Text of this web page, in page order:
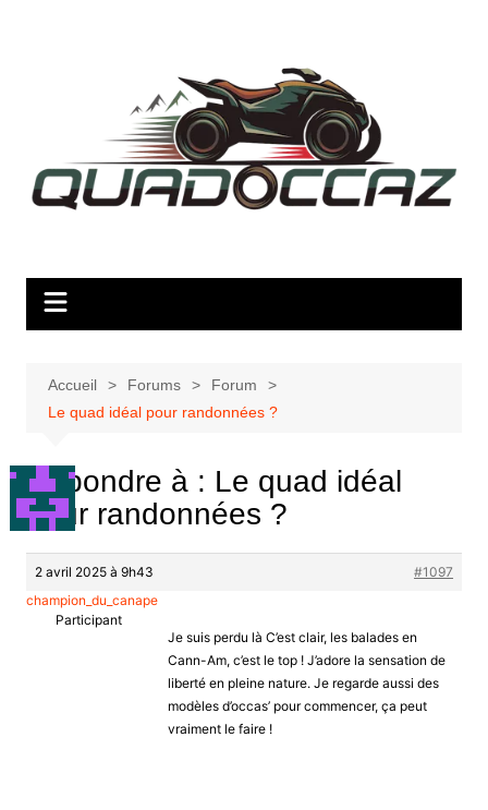
Accueil Forums
Forum
Le quad idéal pour randonnées ?
Répondre à : Le quad idéal
pour randonnées ?
2 avril 2025 à 9h43
#1097
champion_du_canape
Participant
Je suis perdu là C’est clair, les balades en
Cann-Am, c’est le top ! J’adore la sensation de
liberté en pleine nature. Je regarde aussi des
modèles d’occas’ pour commencer, ça peut
vraiment le faire !